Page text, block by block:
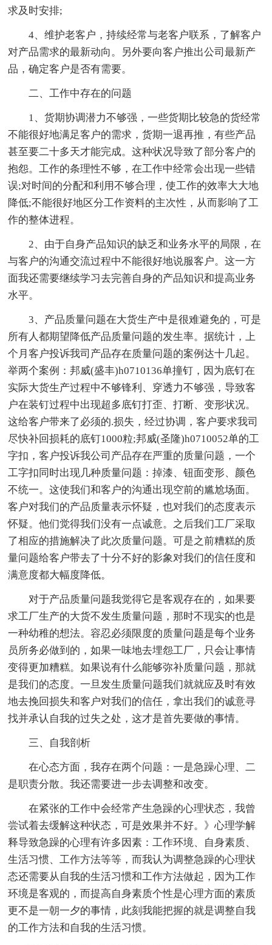
求及时安排;
4、维护老客户，持续经常与老客户联系，了解客户
对产品需求的最新动向。另外要向客户推出公司最新产
品，确定客户是否有需要。
二、工作中存在的问题
1、货期协调潜力不够强，一些货期比较急的货经常
不能很好地满足客户的需求，货期一退再推，有些产品
甚至要二十多天才能完成。这种状况导致了部分客户的
抱怨。工作的条理性不够，在工作中经常会出现一些错
误;对时间的分配和利用不够合理，使工作的效率大大地
降低;不能很好地区分工作资料的主次性，从而影响了工
作的整体进程。
2、由于自身产品知识的缺乏和业务水平的局限，在
与客户的沟通交流过程中不能很好地说服客户。这一方
面我还需要继续学习去完善自身的产品知识和提高业务
水平。
3、产品质量问题在大货生产中是很难避免的，可是
所有人都期望降低产品质量问题的发生率。据统计，上
个月客户投诉我司产品存在质量问题的案例达十几起。
举两个案例：邦威(盛丰)h0710136单撞钉，因为底钉在
实际大货生产过程中不够锋利、穿透力不够强，导致客
户在装钉过程中出现超多底钉打歪、打断、变形状况。
这给客户带来了必须的.损失，经过协调，客户要求我司
尽快补回损耗的底钉1000粒;邦威(圣隆)h0710052单的工
字扣，客户投诉我公司产品存在严重的质量问题，一个
工字扣同时出现几种质量问题：掉漆、钮面变形、颜色
不统一。这使我们和客户的沟通出现空前的尴尬场面。
客户对我们的产品质量表示怀疑，也对我们的态度表示
怀疑。他们觉得我们没有一点诚意。之后我们工厂采取
了相应的措施解决了此次质量问题。可是之前糟糕的质
量问题给客户带去了十分不好的影象对我们的信任度和
满意度都大幅度降低。
对于产品质量问题我觉得它是客观存在的，如果要
求工厂生产的大货不发生质量问题，那时不现实的也是
一种幼稚的想法。容忍必须限度的质量问题是每个业务
员所务必做到的，如果一味地去埋怨工厂，只会让事情
变得更加糟糕。如果说有什么能够弥补质量问题，那就
是我们的态度。一旦发生质量问题我们就就应及时有效
地去挽回损失和客户对我们的信任，拿出我们的诚意寻
找并承认自我的过失之处，这才是首先要做的事情。
三、自我剖析
在心态方面，我存在两个问题：一是急躁心理、二
是职责分散。我还需要进一步去调整和改变。
在紧张的工作中会经常产生急躁的心理状态，我曾
尝试着去缓解这种状态，可是效果并不好。》心理学解
释导致急躁的心理有许多因素：工作环境、自身素质、
生活习惯、工作方法等等，而我认为调整急躁的心理状
态还需要从自我的生活习惯和工作方法做起，因为工作
环境是客观的，而提高自身素质个性是心理方面的素质
更不是一朝一夕的事情，此刻我能把握的就是调整自我
的工作方法和自我的生活习惯。